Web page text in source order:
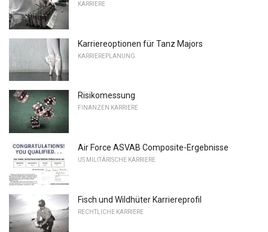
KARRIERE
Karriereoptionen für Tanz Majors
KARRIEREPLANUNG
Risikomessung
FINANZEN KARRIERE
Air Force ASVAB Composite-Ergebnisse
US MILITÄRISCHE KARRIERE
Fisch und Wildhüter Karriereprofil
RECHTLICHE KARRIERE